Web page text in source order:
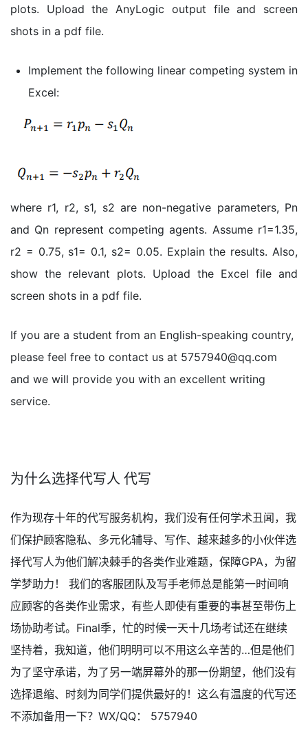
plots. Upload the AnyLogic output file and screen
shots in a pdf file.
Implement the following linear competing system in
Excel:
where r1, r2, s1, s2 are non-negative parameters, Pn
and Qn represent competing agents. Assume r1=1.35,
r2 = 0.75, s1= 0.1, s2= 0.05. Explain the results. Also,
show the relevant plots. Upload the Excel file and
screen shots in a pdf file.
If you are a student from an English-speaking country,
please feel free to contact us at 5757940@qq.com
and we will provide you with an excellent writing
service.
为什么选择代写人 代写
作为现存十年的代写服务机构，我们没有任何学术丑闻，我
们保护顾客隐私、多元化辅导、写作、越来越多的小伙伴选
择代写人为他们解决棘手的各类作业难题，保障GPA，为留
学梦助力！ 我们的客服团队及写手老师总是能第一时间响
应顾客的各类作业需求，有些人即使有重要的事甚至带伤上
场协助考试。Final季，忙的时候一天十几场考试还在继续
坚持着，我知道，他们明明可以不用这么辛苦的…但是他们
为了坚守承诺，为了另一端屏幕外的那一份期望，他们没有
选择退缩、时刻为同学们提供最好的！这么有温度的代写还
不添加备用一下？WX/QQ： 5757940